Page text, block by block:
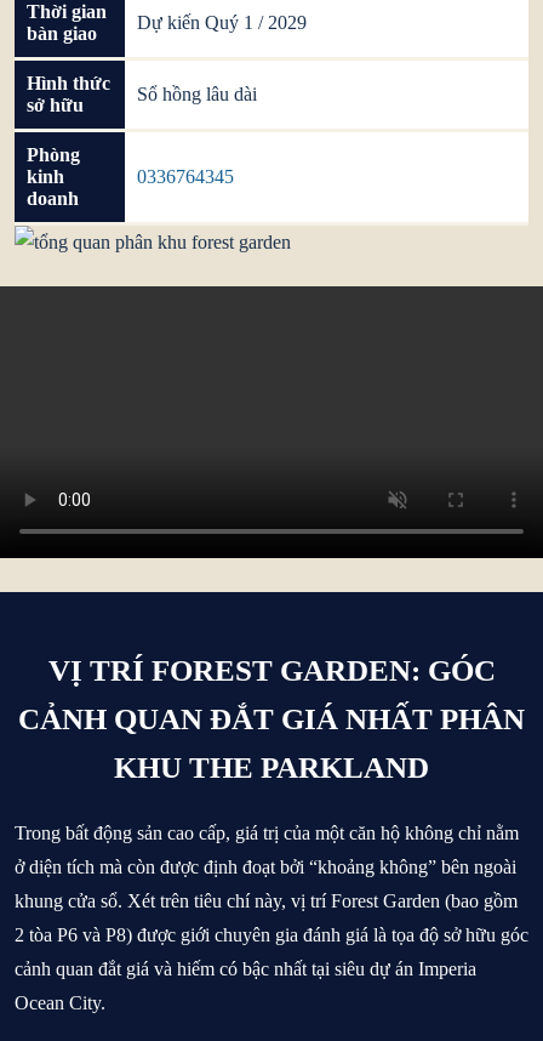
Thời gian
bàn giao
Dự kiến Quý 1 / 2029
Hình thức
sở hữu
Sổ hồng lâu dài
Phòng
kinh
doanh
0336764345
VỊ TRÍ FOREST GARDEN: GÓC
CẢNH QUAN ĐẮT GIÁ NHẤT PHÂN
KHU THE PARKLAND
Trong bất động sản cao cấp, giá trị của một căn hộ không chỉ nằm
ở diện tích mà còn được định đoạt bởi “khoảng không” bên ngoài
khung cửa sổ. Xét trên tiêu chí này, vị trí Forest Garden (bao gồm
2 tòa P6 và P8) được giới chuyên gia đánh giá là tọa độ sở hữu góc
cảnh quan đắt giá và hiếm có bậc nhất tại siêu dự án Imperia
Ocean City.